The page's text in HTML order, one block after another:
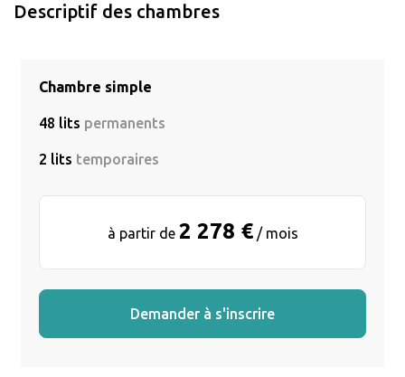
Descriptif des chambres
Chambre simple
48 lits permanents
2 lits temporaires
à partir de 2 278 €/ mois
Demander à s'inscrire